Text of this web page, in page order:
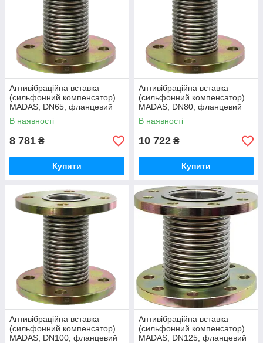
Антивібраційна вставка
(сильфонний компенсатор)
MADAS, DN65, фланцевий
В наявності
8 781 ₴
Купити
Антивібраційна вставка
(сильфонний компенсатор)
MADAS, DN80, фланцевий
В наявності
10 722 ₴
Купити
Антивібраційна вставка
(сильфонний компенсатор)
MADAS, DN100, фланцевий
Антивібраційна вставка
(сильфонний компенсатор)
MADAS, DN125, фланцевий